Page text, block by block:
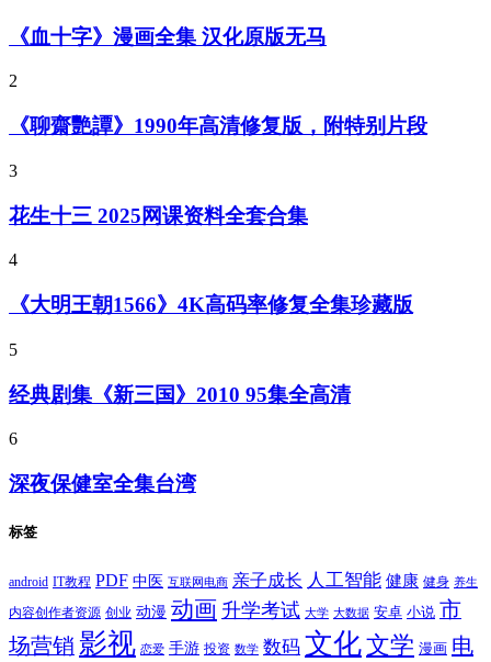
《血十字》漫画全集 汉化原版无马
2
《聊齋艷譚》1990年高清修复版，附特别片段
3
花生十三 2025网课资料全套合集
4
《大明王朝1566》4K高码率修复全集珍藏版
5
经典剧集《新三国》2010 95集全高清
6
深夜保健室全集台湾
标签
android IT教程 PDF 中医 互联网电商 亲子成长 人工智能 健康 健身 养生
内容创作者资源 创业 动漫 动画 升学考试 大学 大数据 安卓 小说 市
场营销 影视 恋爱 手游 投资 数学 数码 文化文学 漫画 电